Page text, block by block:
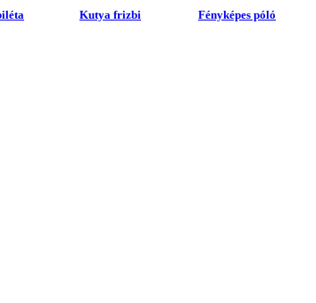
Kutya frizbi Fényképes póló